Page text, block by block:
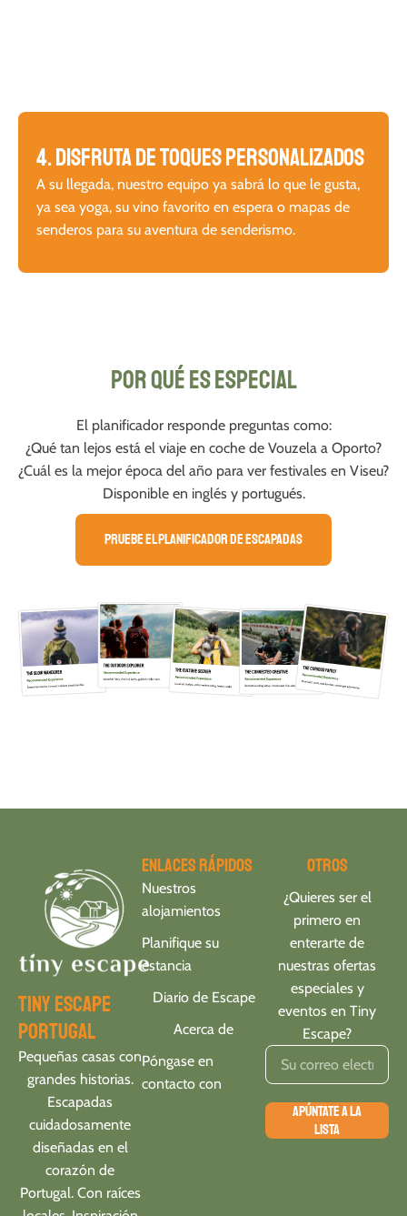
4. Disfruta de toques personalizados
A su llegada, nuestro equipo ya sabrá lo que le gusta,
ya sea yoga, su vino favorito en espera o mapas de
senderos para su aventura de senderismo.
Por qué es especial
El planificador responde preguntas como:
¿Qué tan lejos está el viaje en coche de Vouzela a Oporto?
¿Cuál es la mejor época del año para ver festivales en Viseu?
Disponible en inglés y portugués.
Pruebe el planificador de escapadas
tiny escape
portugal
Pequeñas casas con
grandes historias.
Escapadas
cuidadosamente
diseñadas en el
corazón de
Portugal. Con raíces
Enlaces rápidos
Nuestros
alojamientos
Planifique su
estancia
Diario de Escape
Acerca de
Póngase en
contacto con
Otros
¿Quieres ser el
primero en
enterarte de
nuestras ofertas
especiales y
eventos en Tiny
Escape?
APÚNTATE A LA
LISTA